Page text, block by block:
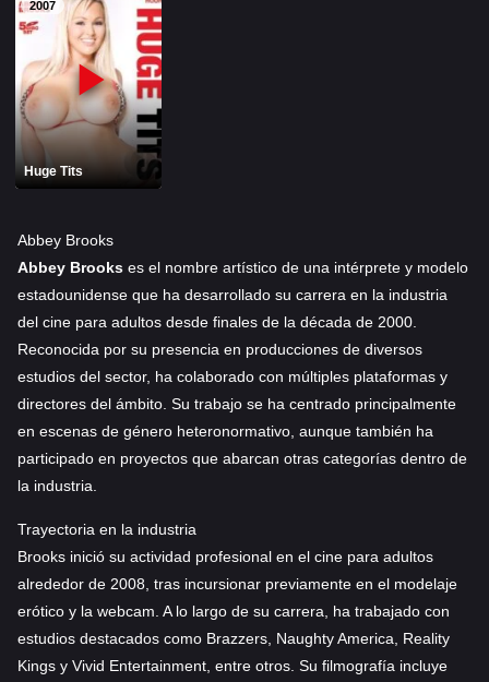
PELIS1.COM
PORNHOT.NET
2007
Huge Tits
Abbey Brooks
Abbey Brooks es el nombre artístico de una intérprete y modelo
estadounidense que ha desarrollado su carrera en la industria
del cine para adultos desde finales de la década de 2000.
Reconocida por su presencia en producciones de diversos
estudios del sector, ha colaborado con múltiples plataformas y
directores del ámbito. Su trabajo se ha centrado principalmente
en escenas de género heteronormativo, aunque también ha
participado en proyectos que abarcan otras categorías dentro de
la industria.
Trayectoria en la industria
Brooks inició su actividad profesional en el cine para adultos
alrededor de 2008, tras incursionar previamente en el modelaje
erótico y la webcam. A lo largo de su carrera, ha trabajado con
estudios destacados como Brazzers, Naughty America, Reality
Kings y Vivid Entertainment, entre otros. Su filmografía incluye